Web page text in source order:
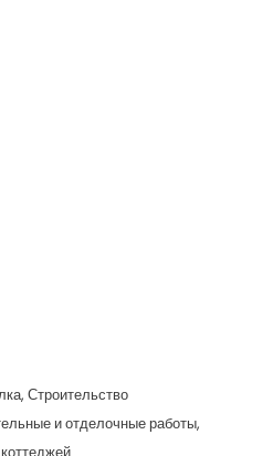
Строительство
и отделочные работы,